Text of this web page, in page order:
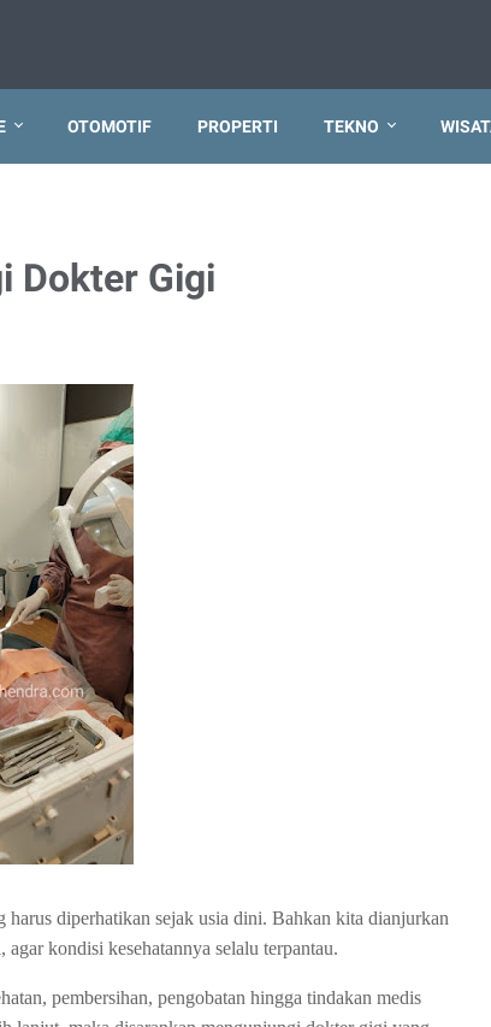
OTOMOTIF PROPERTI TEKNO
Dokter Gigi
diperhatikan sejak usia dini. Bahkan kita dianjurkan
kondisi kesehatannya selalu terpantau.
pembersihan, pengobatan hingga tindakan medis